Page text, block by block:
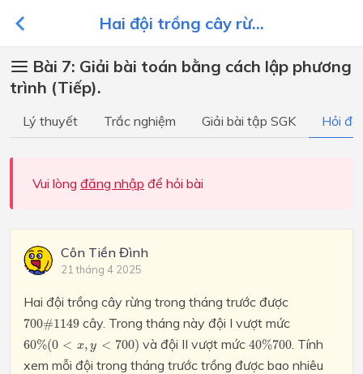
Hai đội trồng cây rừ...
Bài 7: Giải bài toán bằng cách lập phương
trình (Tiếp).
Lý thuyết Trắc nghiệm Giải bài tập SGK Hỏi
Vui lòng đăng nhập để hỏi bài
Côn Tiền Đình
21 tháng 4 2025
Hai đội trồng cây rừng trong tháng trước được
700
700#1149 cây. Trong tháng này đội I vượt mức
60%
60%(0 < x, y < 700) và đội II vượt mức 40%
40%700. Tính
xem mỗi đội trong tháng trước trồng được bao nhiêu